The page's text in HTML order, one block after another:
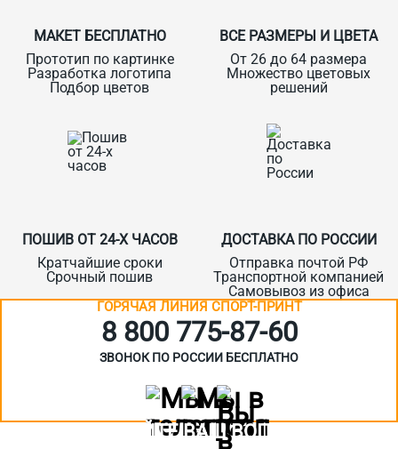
МАКЕТ БЕСПЛАТНО
Прототип по картинке
Разработка логотипа
Подбор цветов
ВСЕ РАЗМЕРЫ И ЦВЕТА
От 26 до 64 размера
Множество цветовых
решений
ПОШИВ ОТ 24-Х ЧАСОВ
Кратчайшие сроки
Срочный пошив
ДОСТАВКА ПО РОССИИ
Отправка почтой РФ
Транспортной компанией
Самовывоз из офиса
ГОРЯЧАЯ ЛИНИЯ СПОРТ-ПРИНТ
8 800 775‑87-60
ЗВОНОК ПО РОССИИ БЕСПЛАТНО
ЗАДАЙТЕ ВАШ ВОПРОС